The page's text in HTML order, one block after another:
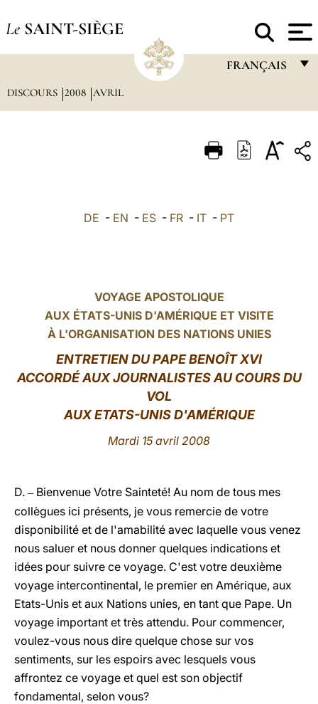
Le SAINT-SIÈGE
FRANÇAIS
ITALIANO
中文
LATINE
DISCOURS 2008 AVRIL
DE - EN - ES - FR - IT - PT
VOYAGE APOSTOLIQUE
AUX ÉTATS-UNIS D'AMÉRIQUE ET VISITE
À L'ORGANISATION DES NATIONS UNIES
ENTRETIEN DU PAPE BENOÎT XVI
ACCORDÉ AUX JOURNALISTES AU COURS DU
VOL
AUX ETATS-UNIS D'AMÉRIQUE
Mardi 15 avril 2008
D. – Bienvenue Votre Sainteté! Au nom de tous mes
collègues ici présents, je vous remercie de votre
disponibilité et de l'amabilité avec laquelle vous venez
nous saluer et nous donner quelques indications et
idées pour suivre ce voyage. C'est votre deuxième
voyage intercontinental, le premier en Amérique, aux
Etats-Unis et aux Nations unies, en tant que Pape. Un
voyage important et très attendu. Pour commencer,
voulez-vous nous dire quelque chose sur vos
sentiments, sur les espoirs avec lesquels vous
affrontez ce voyage et quel est son objectif
fondamental, selon vous?